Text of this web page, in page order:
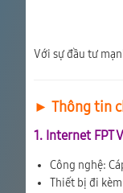
Với sự đầu tư
► Thông tin
1. Internet FPT
Công nghệ:
Thiết bị đi